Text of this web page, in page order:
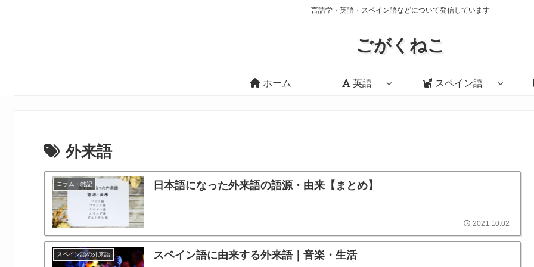
言語学・英語・スペイン語などについて発信しています
ごがくねこ
ホーム 英語 スペイン語
外来語
コラム・雑記 日本語になった外来語の語源・由来【まとめ】
2021.10.02
スペイン語の外来語 スペイン語に由来する外来語｜音楽・生活